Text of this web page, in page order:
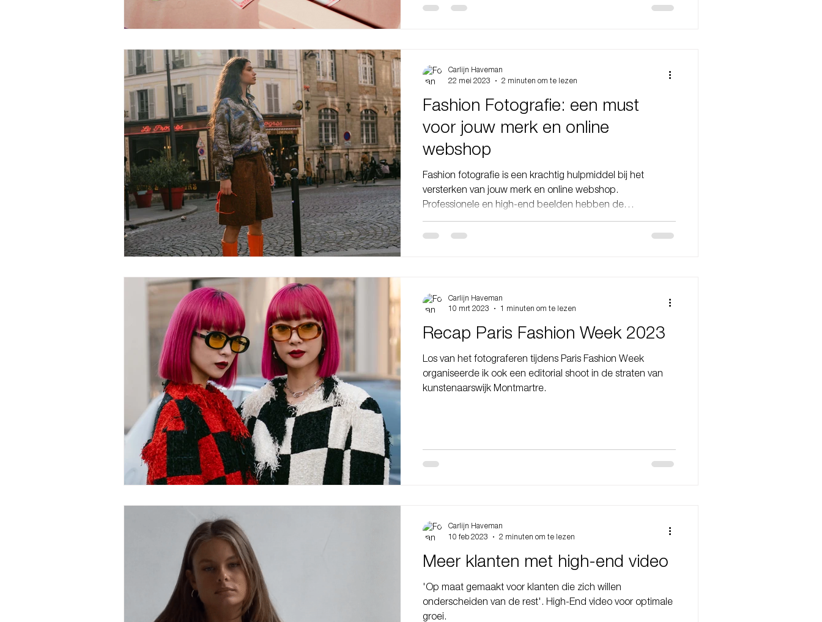
Fashion Fotografie: een must
voor jouw merk en online
webshop
Fashion fotografie is een krachtig hulpmiddel bij het
versterken van jouw merk en online webshop.
Professionele en high-end beelden hebben de
brengen en een blijvende indruk achter te laten bij jouw
Paris Fashion Week heb geschoten. Deze serie, genaamd
"Parisian
Carlijn Haveman
22 mei 2023
2 minuten om te lezen
Recap Paris Fashion Week 2023
Los van het fotograferen tijdens Paris Fashion Week
organiseerde ik ook een editorial shoot in de straten van
kunstenaarswijk Montmartre.
Carlijn Haveman
10 mrt 2023
1 minuten om te lezen
Meer klanten met high-end video
'Op maat gemaakt voor klanten die zich willen
onderscheiden van de rest'. High-End video voor optimale
groei.
Carlijn Haveman
10 feb 2023
2 minuten om te lezen